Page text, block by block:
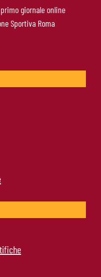
arrivo oggi: il passaporto può
colpo
giornale online
Sportiva Roma